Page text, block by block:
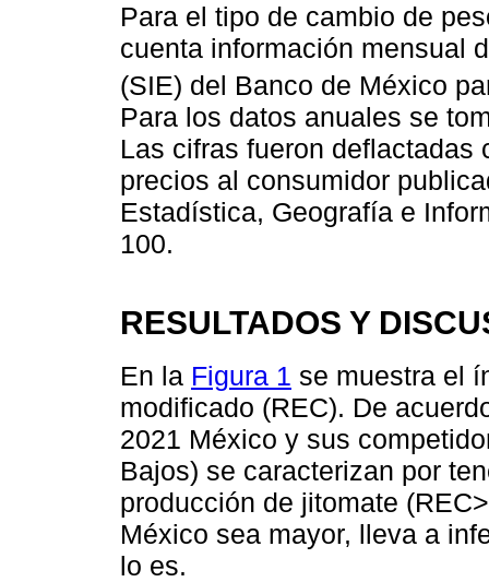
Para el tipo de cambio de
cuenta información mensual
(SIE) del Banco de México
Para los datos anuales se
Las cifras fueron
precios al consumidor
Estadística, Geografía e
100.
RESULTADOS Y
En la Figura 1 se muestra el
modificado (REC). De
2021 México y sus
Bajos) se caracterizan por
producción de jitomate
México sea mayor, lleva a
lo es.